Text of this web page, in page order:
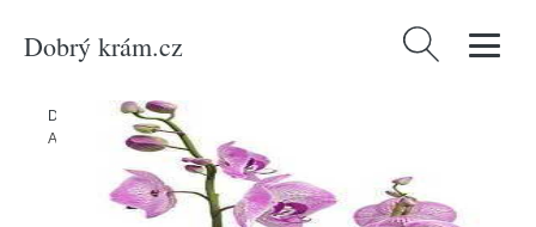
Dobrý krám.cz Vyhledávání
Domů Produkty/Dekorace
Artevasi